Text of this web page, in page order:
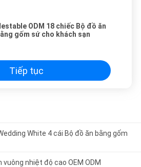
ODM 18 chiếc Bộ đồ ăn
gốm sứ cho khách sạn
Tiếp tục
White 4 cái Bộ đồ ăn bằng gốm
vuông nhiệt độ cao OEM ODM